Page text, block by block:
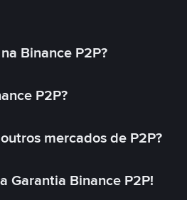
Binance P2P?
P2P?
mercados de P2P?
Garantia Binance P2P!